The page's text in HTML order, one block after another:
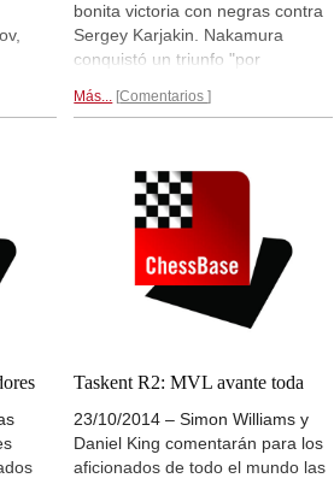
3
6.
bonita victoria con negras contra
Sergey Karjakin. Nakamura
conquistó un triunfo "por
tres partidas restantes
Crónica...
Más... Comentarios
Taskent R2: MVL avante toda
23/10/2014 – Simon Williams y
Daniel King comentarán para los
aficionados de todo el mundo las